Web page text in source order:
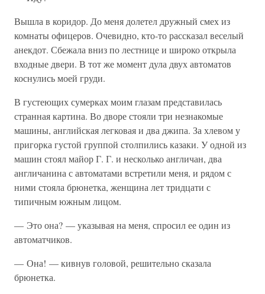
Вышла в коридор. До меня долетел дружный смех из
комнаты офицеров. Очевидно, кто-то рассказал веселый
анекдот. Сбежала вниз по лестнице и широко открыла
входные двери. В тот же момент дула двух автоматов
коснулись моей груди.
В густеющих сумерках моим глазам представилась
странная картина. Во дворе стояли три незнакомые
машины, английская легковая и два джипа. За хлевом у
пригорка густой группой столпились казаки. У одной из
машин стоял майор Г. Г. и несколько англичан, два
англичанина с автоматами встретили меня, и рядом с
ними стояла брюнетка, женщина лет тридцати с
типичным южным лицом.
— Это она? — указывая на меня, спросил ее один из
автоматчиков.
— Она! — кивнув головой, решительно сказала
брюнетка.